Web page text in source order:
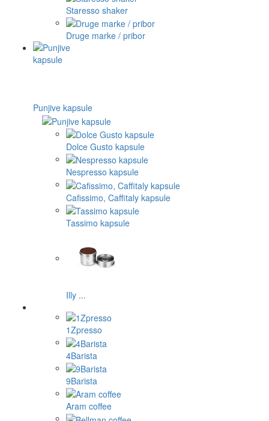
Staresso shaker
Druge marke / pribor
Punjive kapsule
Dolce Gusto kapsule
Nespresso kapsule
Cafissimo, Caffitaly kapsule
Tassimo kapsule
Illy ...
1Zpresso
4Barista
9Barista
Aram coffee